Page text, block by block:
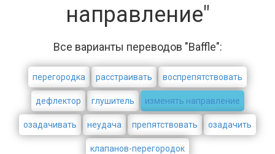
направление"
Все варианты переводов "Baffle":
перегородка расстраивать воспрепятствовать
дефлектор глушитель изменять направление
озадачивать неудача препятствовать озадачить
клапанов-перегородок